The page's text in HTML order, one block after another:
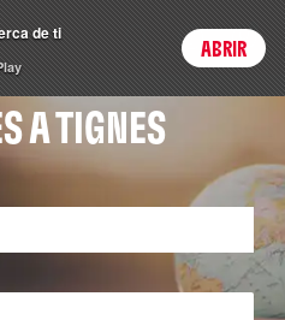
Login
A TIGNES
de ti
ABRIR